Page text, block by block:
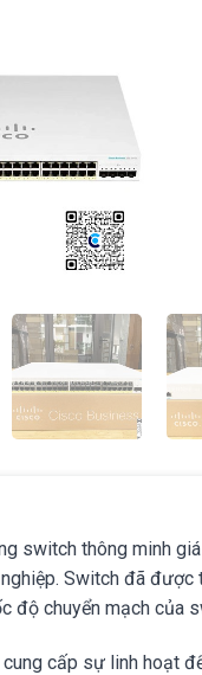
switch thông minh
Switch đã
độ chuyển mạch của
cấp sự linh hoạt